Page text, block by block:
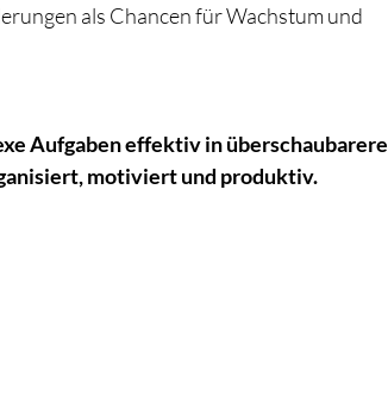
als Chancen für Wachstum und
Aufgaben effektiv in überschaubarere
motiviert und produktiv.